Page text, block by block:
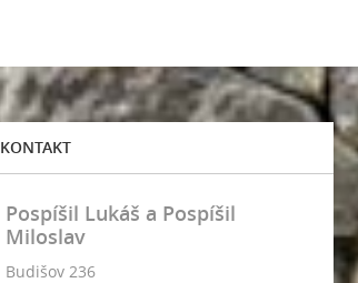
KONTAKT
Pospíšil Lukáš a Pospíšil
Miloslav
Budišov 236